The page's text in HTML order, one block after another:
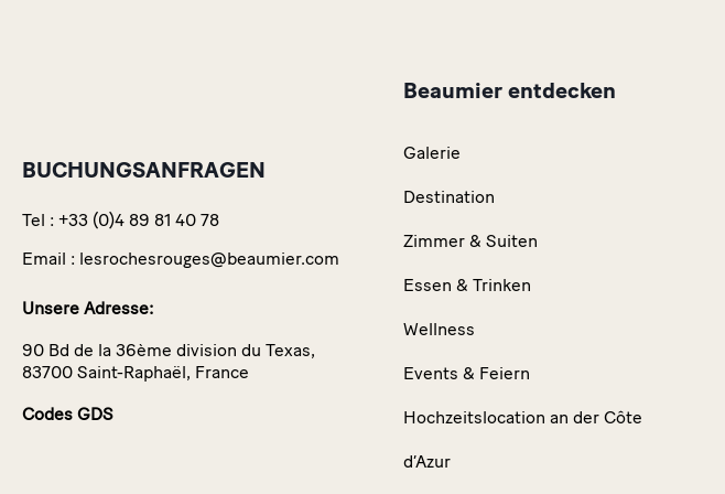
BUCHUNGSANFRAGEN
Tel : +33 (0)4 89 81 40 78
Email : lesrochesrouges@beaumier.com
Unsere Adresse:
90 Bd de la 36ème division du Texas,
83700 Saint-Raphaël, France
Codes GDS
Beaumier entdecken
Galerie
Destination
Zimmer & Suiten
Essen & Trinken
Wellness
Events & Feiern
Hochzeitslocation an der Côte
d’Azur